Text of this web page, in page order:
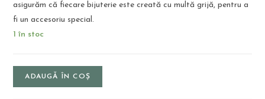
asigurăm că fiecare bijuterie este creată cu multă grijă, pentru a
fi un accesoriu special.
1 în stoc
ADAUGĂ ÎN COȘ